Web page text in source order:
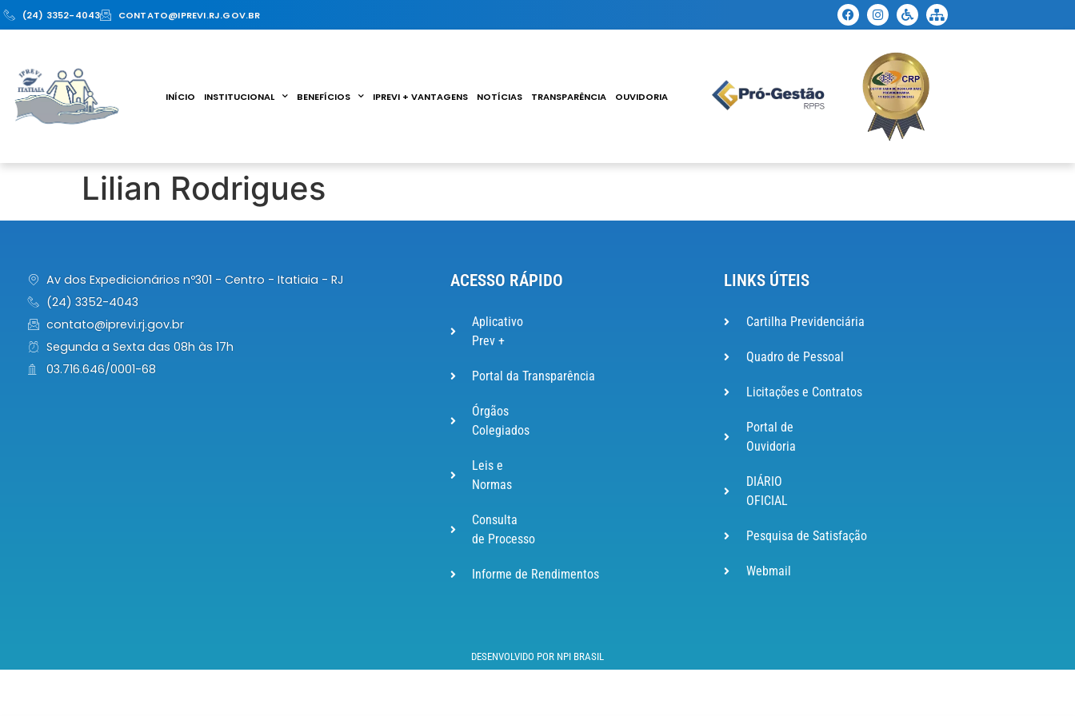
(24) 3352-4043 CONTATO@IPREVI.RJ.GOV.BR
INÍCIO INSTITUCIONAL BENEFÍCIOS IPREVI + VANTAGENS NOTÍCIAS TRANSPARÊNCIA OUVIDORIA
Lilian Rodrigues
Av dos Expedicionários nº301 - Centro - Itatiaia - RJ
(24) 3352-4043
contato@iprevi.rj.gov.br
Segunda a Sexta das 08h às 17h
03.716.646/0001-68
ACESSO RÁPIDO
Aplicativo
Prev +
Portal da Transparência
Órgãos
Colegiados
Leis e
Normas
Consulta
de Processo
Informe de Rendimentos
LINKS ÚTEIS
Cartilha Previdenciária
Quadro de Pessoal
Licitações e Contratos
Portal de
Ouvidoria
DIÁRIO
OFICIAL
Pesquisa de Satisfação
Webmail
DESENVOLVIDO POR NPI BRASIL